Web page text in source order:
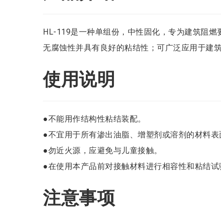
HL-119是一种单组份，中性固化，专为建筑阻
无腐蚀性并具有良好的粘结性；可广泛应用于建
使用说明
●不能用作结构性粘结装配。
●不宜用于所有渗出油脂、增塑剂或溶剂的材料表
●勿近火源，应避免与儿童接触。
●在使用本产品前对接触材料进行相容性和粘结
注意事项